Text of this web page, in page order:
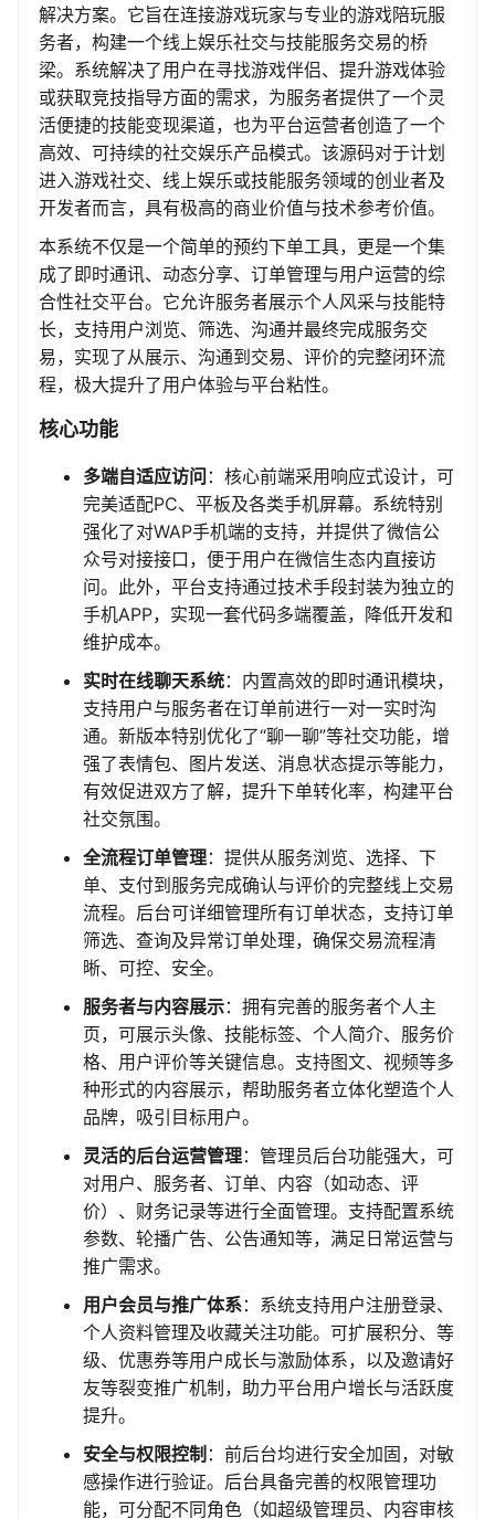
解决方案。它旨在连接游戏玩家与专业的游戏陪玩服
务者，构建一个线上娱乐社交与技能服务交易的桥
梁。系统解决了用户在寻找游戏伴侣、提升游戏体验
或获取竞技指导方面的需求，为服务者提供了一个灵
活便捷的技能变现渠道，也为平台运营者创造了一个
高效、可持续的社交娱乐产品模式。该源码对于计划
进入游戏社交、线上娱乐或技能服务领域的创业者及
开发者而言，具有极高的商业价值与技术参考价值。
本系统不仅是一个简单的预约下单工具，更是一个集
成了即时通讯、动态分享、订单管理与用户运营的综
合性社交平台。它允许服务者展示个人风采与技能特
长，支持用户浏览、筛选、沟通并最终完成服务交
易，实现了从展示、沟通到交易、评价的完整闭环流
程，极大提升了用户体验与平台粘性。
核心功能
多端自适应访问 ：核心前端采用响应式设计，可
完美适配PC、平板及各类手机屏幕。系统特别
强化了对WAP手机端的支持，并提供了微信公
众号对接接口，便于用户在微信生态内直接访
问。此外，平台支持通过技术手段封装为独立的
手机APP，实现一套代码多端覆盖，降低开发和
维护成本。
实时在线聊天系统：内置高效的即时通讯模块，
支持用户与服务者在订单前进行一对一实时沟
通。新版本特别优化了“聊一聊”等社交功能，增
强了表情包、图片发送、消息状态提示等能力，
有效促进双方了解，提升下单转化率，构建平台
社交氛围。
全流程订单管理：提供从服务浏览、选择、下
单、支付到服务完成确认与评价的完整线上交易
流程。后台可详细管理所有订单状态，支持订单
筛选、查询及异常订单处理，确保交易流程清
晰、可控、安全。
服务者与内容展示：拥有完善的服务者个人主
页，可展示头像、技能标签、个人简介、服务价
格、用户评价等关键信息。支持图文、视频等多
种形式的内容展示，帮助服务者立体化塑造个人
品牌，吸引目标用户。
灵活的后台运营管理：管理员后台功能强大，可
对用户、服务者、订单、内容（如动态、评
价）、财务记录等进行全面管理。支持配置系统
参数、轮播广告、公告通知等，满足日常运营与
推广需求。
用户会员与推广体系：系统支持用户注册登录、
个人资料管理及收藏关注功能。可扩展积分、等
级、优惠券等用户成长与激励体系，以及邀请好
友等裂变推广机制，助力平台用户增长与活跃度
提升。
安全与权限控制 ：前后台均进行安全加固，对敏
感操作进行验证。后台具备完善的权限管理功
能，可分配不同角色（如超级管理员、内容审核